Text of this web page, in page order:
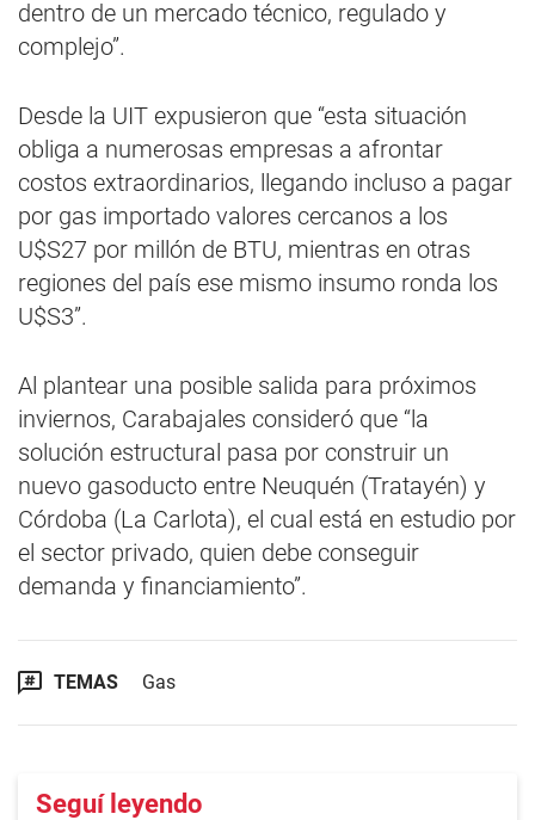
dentro de un mercado técnico, regulado y
complejo”.
Desde la UIT expusieron que “esta situación
obliga a numerosas empresas a afrontar
costos extraordinarios, llegando incluso a pagar
por gas importado valores cercanos a los
U$S27 por millón de BTU, mientras en otras
regiones del país ese mismo insumo ronda los
U$S3”.
Al plantear una posible salida para próximos
inviernos, Carabajales consideró que “la
solución estructural pasa por construir un
nuevo gasoducto entre Neuquén (Tratayén) y
Córdoba (La Carlota), el cual está en estudio por
el sector privado, quien debe conseguir
demanda y financiamiento”.
TEMAS Gas
Seguí leyendo